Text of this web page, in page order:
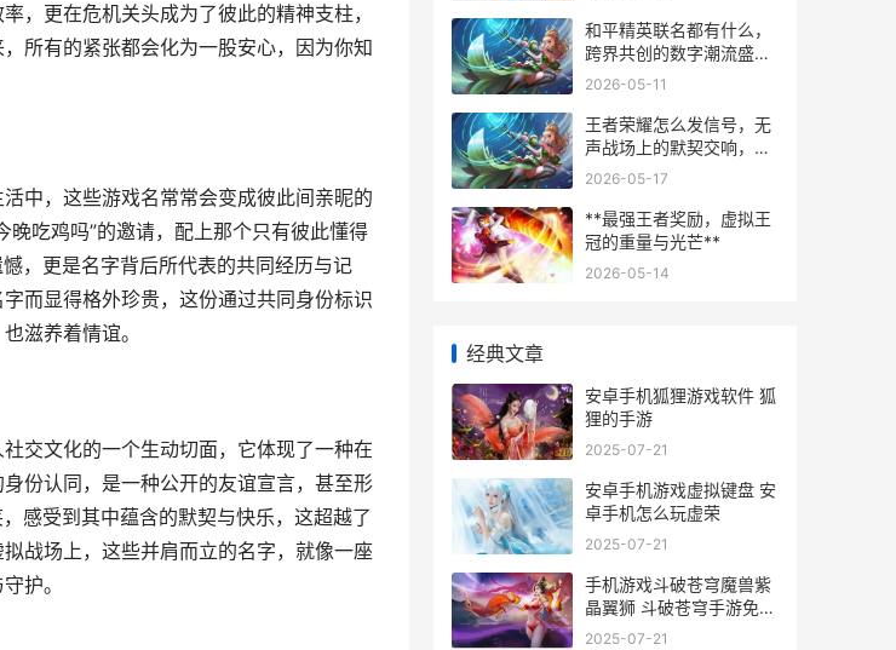
，更在危机关头成为了彼此的精神支柱，
所有的紧张都会化为一股安心，因为你知
中，这些游戏名常常会变成彼此间亲昵的
吃鸡吗”的邀请，配上那个只有彼此懂得
，更是名字背后所代表的共同经历与记
而显得格外珍贵，这份通过共同身份标识
滋养着情谊。
交文化的一个生动切面，它体现了一种在
份认同，是一种公开的友谊宣言，甚至形
感受到其中蕴含的默契与快乐，这超越了
战场上，这些并肩而立的名字，就像一座
护。
和平精英联名都有什么，
跨界共创的数字潮流盛宴
副标题
2026-05-11
王者荣耀怎么发信号，无
声战场上的默契交响，副
标题，指尖指挥的艺术与
2026-05-17
**最强王者奖励，虚拟王
冠的重量与光芒**
2026-05-14
经典文章
安卓手机狐狸游戏软件 狐
狸的手游
2025-07-21
安卓手机游戏虚拟键盘 安
卓手机怎么玩虚荣
2025-07-21
手机游戏斗破苍穹魔兽紫
晶翼狮 斗破苍穹手游免费
下载
2025-07-21